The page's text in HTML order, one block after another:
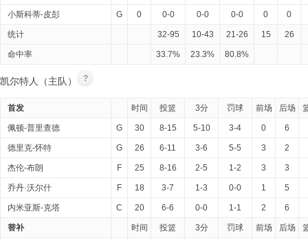
小斯科蒂-皮彭 G 0 0-0 0-0 0-0 0 0
统计 32-95 10-43 21-26 15 26
命中率 33.7% 23.3% 80.8%
凯尔特人（主队） ?
首发 时间 投篮 3分 罚球 前场 后场
佩顿-普里查德 G 30 8-15 5-10 3-4 0 6
德里克-怀特 G 26 6-11 3-6 5-5 3 2
杰伦-布朗 F 25 8-16 2-5 1-2 3 3
乔丹·沃尔什 F 18 3-7 1-3 0-0 1 5
内米亚斯-克塔 C 20 6-6 0-0 1-1 2 6
替补 时间 投篮 3分 罚球 前场 后场